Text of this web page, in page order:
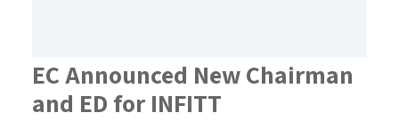
EC Announced New Chairman
and ED for INFITT